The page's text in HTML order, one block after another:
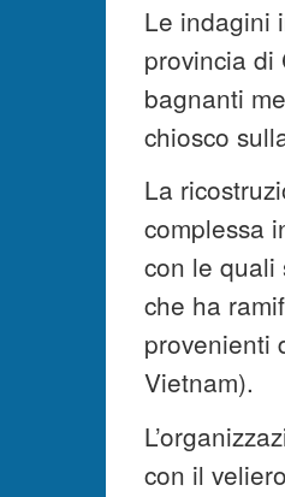
Le indagini
provincia
bagnanti
chiosco
La
complessa
con le quali
che ha
provenienti
Vietnam).
con il